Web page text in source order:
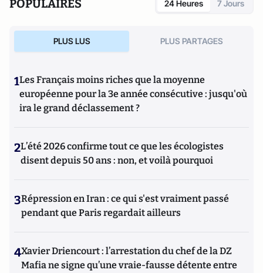
POPULAIRES 24 Heures 7 Jours
PLUS LUS PLUS PARTAGES
1Les Français moins riches que la moyenne
européenne pour la 3e année consécutive : jusqu'où
ira le grand déclassement ?
2L’été 2026 confirme tout ce que les écologistes
disent depuis 50 ans : non, et voilà pourquoi
3Répression en Iran : ce qui s'est vraiment passé
pendant que Paris regardait ailleurs
4Xavier Driencourt : l’arrestation du chef de la DZ
Mafia ne signe qu’une vraie-fausse détente entre